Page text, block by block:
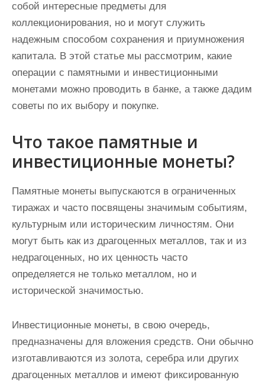
собой интересные предметы для
коллекционирования, но и могут служить
надежным способом сохранения и приумножения
капитала. В этой статье мы рассмотрим, какие
операции с памятными и инвестиционными
монетами можно проводить в банке, а также дадим
советы по их выбору и покупке.
Что такое памятные и
инвестиционные монеты?
Памятные монеты выпускаются в ограниченных
тиражах и часто посвящены значимым событиям,
культурным или историческим личностям. Они
могут быть как из драгоценных металлов, так и из
недрагоценных, но их ценность часто
определяется не только металлом, но и
исторической значимостью.
Инвестиционные монеты, в свою очередь,
предназначены для вложения средств. Они обычно
изготавливаются из золота, серебра или других
драгоценных металлов и имеют фиксированную